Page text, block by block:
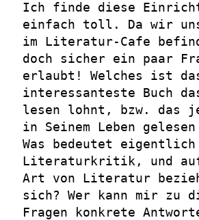
Ich finde diese
einfach toll. Da wir
im Literatur-Cafe
doch sicher ein paar
erlaubt! Welches ist
interessanteste Buch
lesen lohnt, bzw. das
in Seinem Leben gelesen
Was bedeutet eigentlich
Literaturkritik, und auf
Art von Literatur
sich? Wer kann mir zu
Fragen konkrete